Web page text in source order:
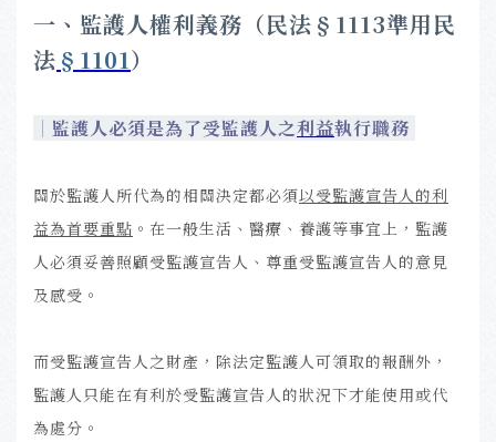
一、監護人權利義務（民法§1113準用民
法 §1101）
｜ 監護人必須是為了受監護人之利益執行職務
關於監護人所代為的相關決定都必須以受監護宣告人的利
益為首要重點 。在一般生活、醫療、養護等事宜上，監護
人必須妥善照顧受監護宣告人、尊重受監護宣告人的意見
及感受。
而受監護宣告人之財產，除法定監護人可領取的報酬外，
監護人只能在有利於受監護宣告人的狀況下才能使用或代
為處分。